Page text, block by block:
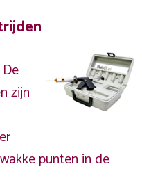
zijn
punten in de